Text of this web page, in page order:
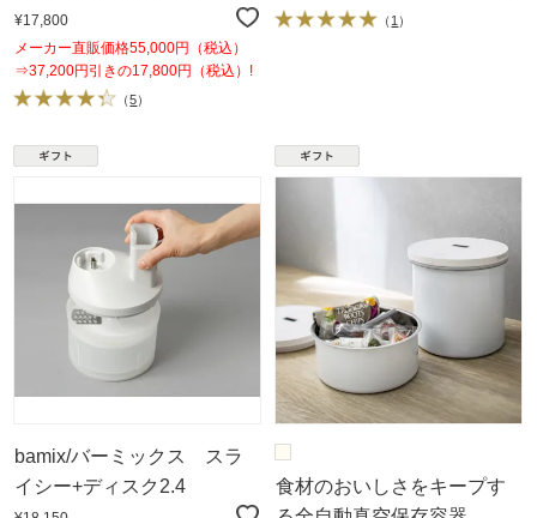
¥17,800
メーカー直販価格55,000円（税込）
⇒37,200円引きの17,800円（税込）!
（5）
（ 1 ）
bamix/バーミックス スラ
イシー+ディスク2.4
食材のおいしさをキープす